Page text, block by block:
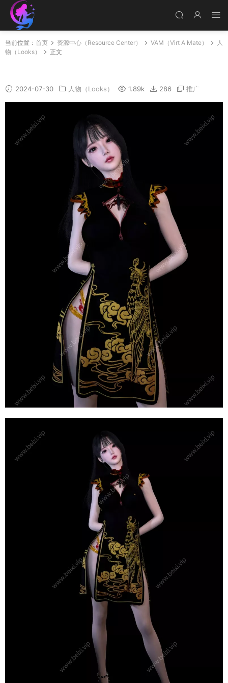
当前位置： 首页 资源中心（Resource Center） VAM（Virt A Mate）
人
物（Looks）
正文
2024-07-30 人物（Looks） 1.89k 286 推广